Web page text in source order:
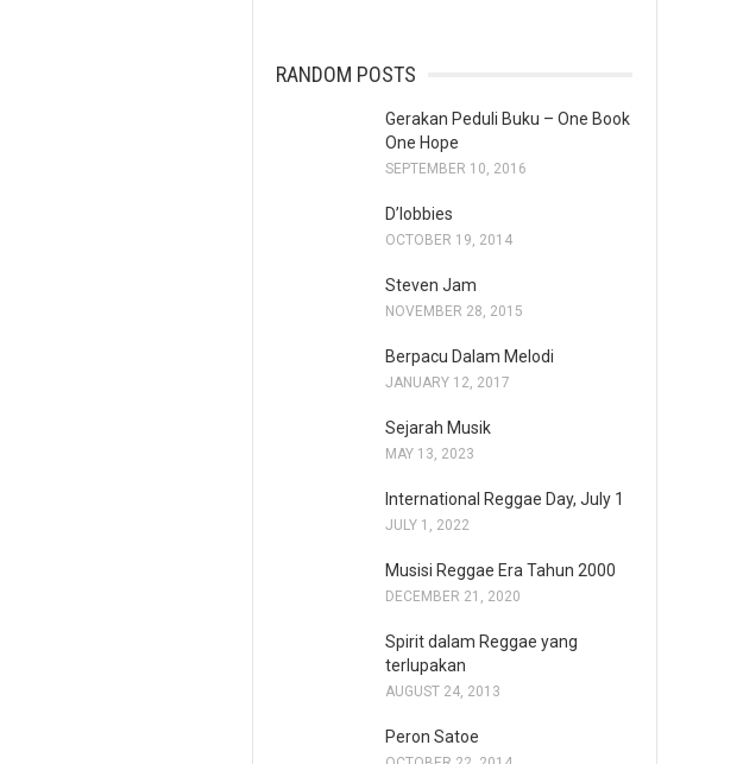
RANDOM POSTS
Gerakan Peduli Buku – One Book
One Hope
SEPTEMBER 10, 2016
D’lobbies
OCTOBER 19, 2014
Steven Jam
NOVEMBER 28, 2015
Berpacu Dalam Melodi
JANUARY 12, 2017
Sejarah Musik
MAY 13, 2023
International Reggae Day, July 1
JULY 1, 2022
Musisi Reggae Era Tahun 2000
DECEMBER 21, 2020
Spirit dalam Reggae yang
terlupakan
AUGUST 24, 2013
Peron Satoe